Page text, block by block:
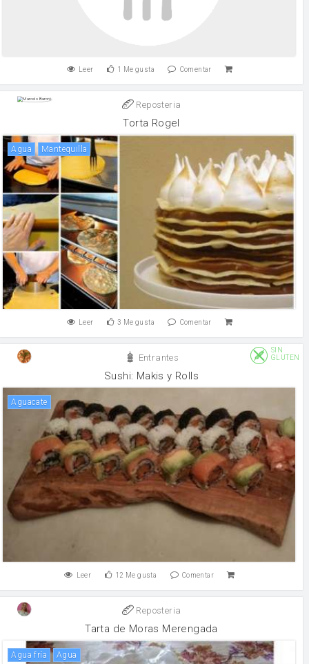
Leer 1 Me gusta Comentar
Reposteria
Torta Rogel
agua mantequilla
Leer 3 Me gusta Comentar
Entrantes
SIN
GLUTEN
Sushi: Makis y Rolls
Aguacate
Leer 12 Me gusta Comentar
Reposteria
Tarta de Moras Merengada
Agua fría agua